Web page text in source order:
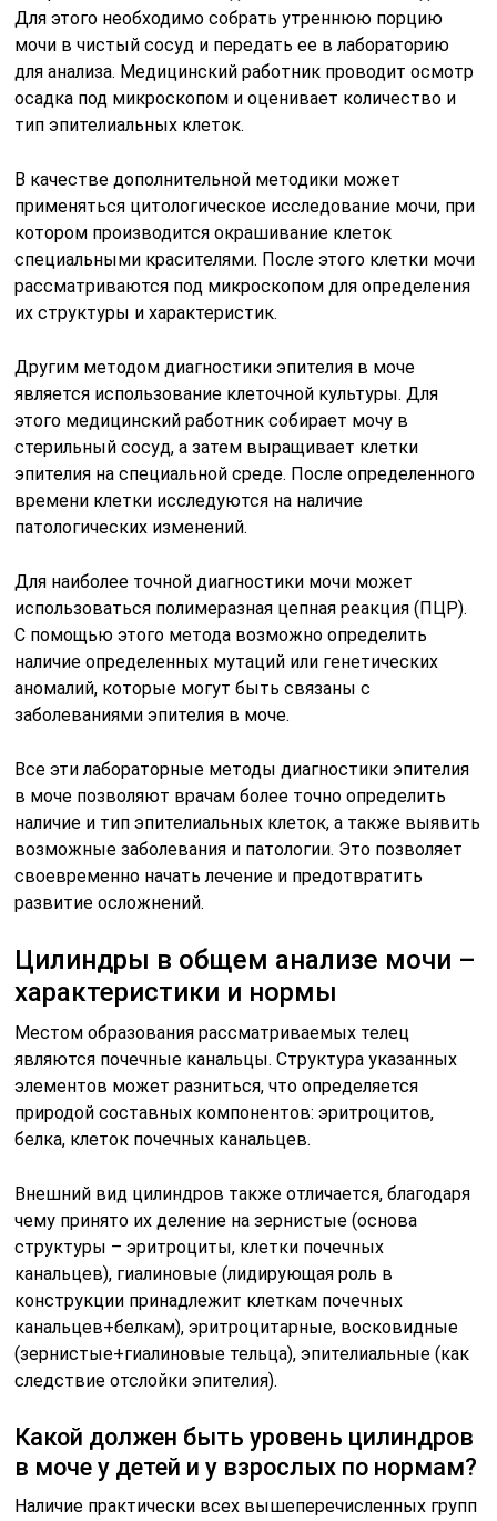
Для этого необходимо собрать утреннюю порцию
мочи в чистый сосуд и передать ее в лабораторию
для анализа. Медицинский работник проводит осмотр
осадка под микроскопом и оценивает количество и
тип эпителиальных клеток.
В качестве дополнительной методики может
применяться цитологическое исследование мочи, при
котором производится окрашивание клеток
специальными красителями. После этого клетки мочи
рассматриваются под микроскопом для определения
их структуры и характеристик.
Другим методом диагностики эпителия в моче
является использование клеточной культуры. Для
этого медицинский работник собирает мочу в
стерильный сосуд, а затем выращивает клетки
эпителия на специальной среде. После определенного
времени клетки исследуются на наличие
патологических изменений.
Для наиболее точной диагностики мочи может
использоваться полимеразная цепная реакция (ПЦР).
С помощью этого метода возможно определить
наличие определенных мутаций или генетических
аномалий, которые могут быть связаны с
заболеваниями эпителия в моче.
Все эти лабораторные методы диагностики эпителия
в моче позволяют врачам более точно определить
наличие и тип эпителиальных клеток, а также выявить
возможные заболевания и патологии. Это позволяет
своевременно начать лечение и предотвратить
развитие осложнений.
Цилиндры в общем анализе мочи –
характеристики и нормы
Местом образования рассматриваемых телец
являются почечные канальцы. Структура указанных
элементов может разниться, что определяется
природой составных компонентов: эритроцитов,
белка, клеток почечных канальцев.
Внешний вид цилиндров также отличается, благодаря
чему принято их деление на зернистые (основа
структуры – эритроциты, клетки почечных
канальцев), гиалиновые (лидирующая роль в
конструкции принадлежит клеткам почечных
канальцев+белкам), эритроцитарные, восковидные
(зернистые+гиалиновые тельца), эпителиальные (как
следствие отслойки эпителия).
Какой должен быть уровень цилиндров
в моче у детей и у взрослых по нормам?
Наличие практически всех вышеперечисленных групп